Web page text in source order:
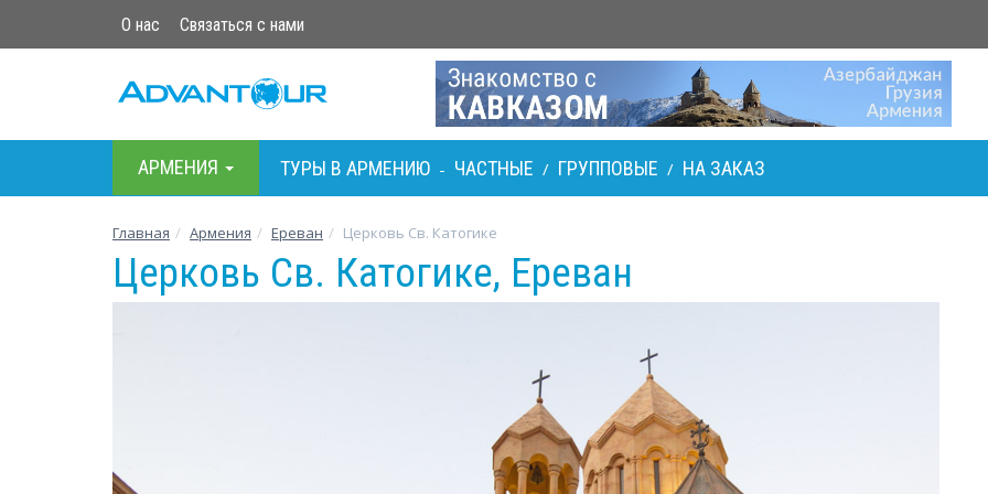
О нас Связаться с нами
АРМЕНИЯ ТУРЫ В АРМЕНИЮ - ЧАСТНЫЕ / ГРУППОВЫЕ / НА ЗАКАЗ
Главная Армения Ереван Церковь Св. Катогике
Церковь Св. Катогике, Ереван